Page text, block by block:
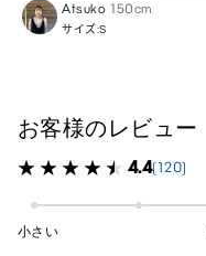
Atsuko 150cm
サイズ:S
お客様のレビュー
4.4(120)
小さい